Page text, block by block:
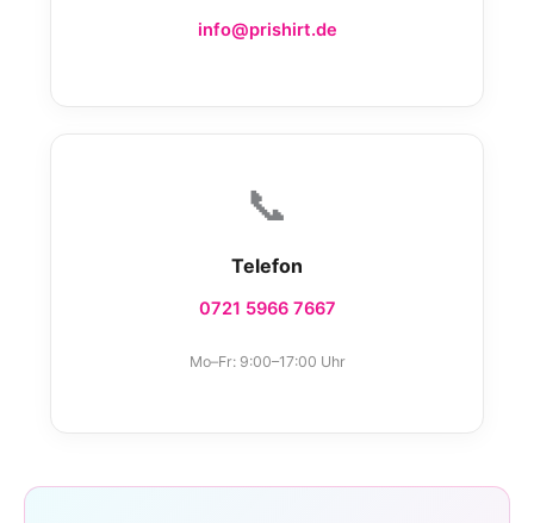
info@prishirt.de
📞
Telefon
0721 5966 7667
Mo–Fr: 9:00–17:00 Uhr